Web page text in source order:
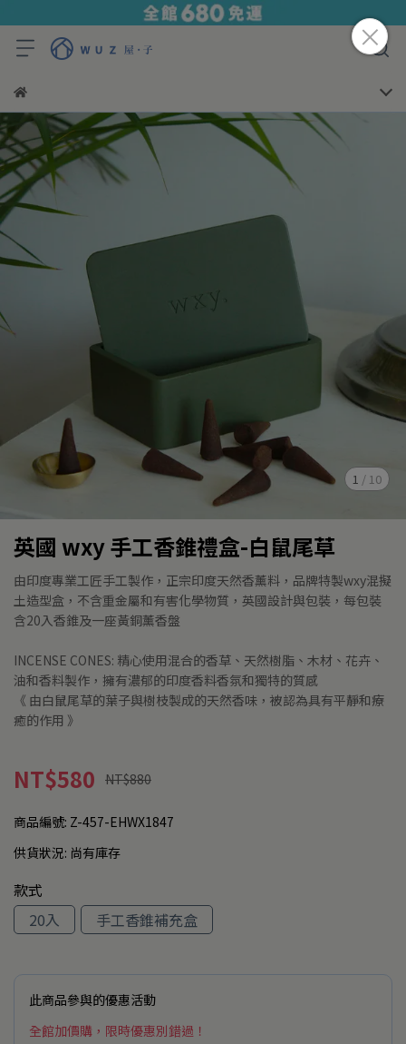
1 / 10
英國 wxy 手工香錐禮盒-白鼠尾草
由印度專業工匠手工製作，正宗印度天然香薰料，品牌特製wxy混擬
土造型盒，不含重金屬和有害化學物質，英國設計與包裝，每包裝
含20入香錐及一座黃銅薰香盤
INCENSE CONES: 精心使用混合的香草、天然樹脂、木材、花卉、
油和香料製作，擁有濃郁的印度香料香氛和獨特的質感
《 由白鼠尾草的葉子與樹枝製成的天然香味，被認為具有平靜和療
癒的作用 》
NT$580 NT$880
商品編號: Z-457-EHWX1847
供貨狀況: 尚有庫存
款式
20入
手工香錐補充盒
此商品參與的優惠活動
全館加價購，限時優惠別錯過！